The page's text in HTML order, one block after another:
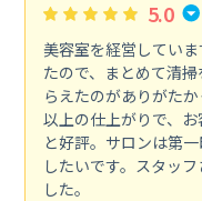
5.0
美容室を経営してい
たので、まとめて清
らえたのがありがた
以上の仕上がりで、お
と好評。サロンは第
したいです。スタッ
した。